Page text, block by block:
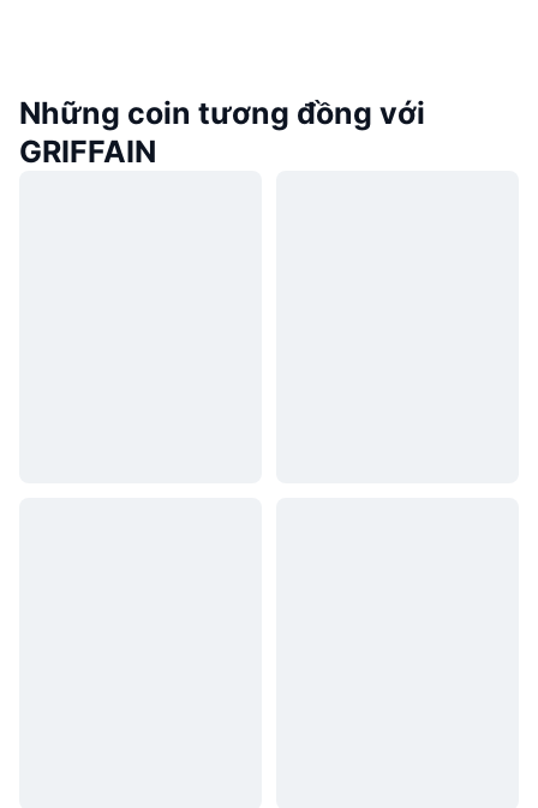
Những coin tương đồng với
GRIFFAIN